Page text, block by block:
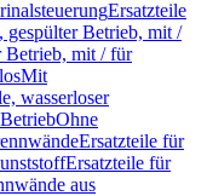
Ersatzteile
gespülter Betrieb, mit /
Betrieb, mit / für
Mit
wasserloser
Ohne
Ersatzteile für
Ersatzteile für
aus